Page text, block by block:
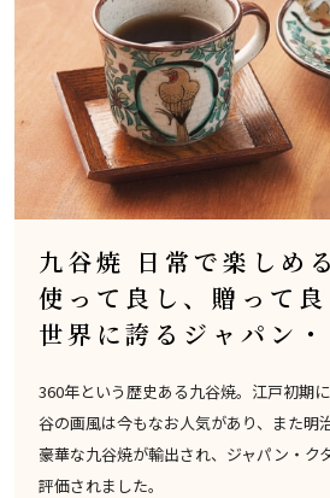
九谷焼 日常で楽しめ
使って良し、贈って良
世界に誇るジャパン
360年という歴史ある九谷焼。江戸初期
谷の画風は今もなお人気があり、また明
豪華な九谷焼が輸出され、ジャパン・ク
評価されました。